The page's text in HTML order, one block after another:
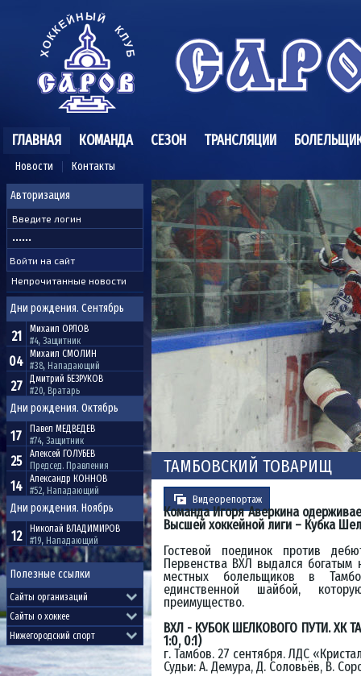
ГЛАВНАЯ
Новости Контакты
КОМАНДА СЕЗОН ТРАНСЛЯЦИИ
Авторизация
Непрочитанные новости
Дни рождения. Сентябрь
21 Михаил ОРЛОВ
#4, Защитник
04 Михаил СМОЛИН
#38, Нападающий
27 Дмитрий БЕЗРУКОВ
#20, Вратарь
Дни рождения. Октябрь
17 Павел МЕДВЕДЕВ
#74, Защитник
25 Алексей ГОЛУБЕВ
Председ. Правления
14 Александр КОННОВ
#52, Нападающий
Дни рождения. Ноябрь
12 Николай ВЛАДИМИРОВ
#19, Нападающий
Полезные ссылки
ТАМБОВСКИЙ ТОВАРИЩ
Видеорепортаж
Команда Игоря Аверкина
Высшей хоккейной лиги – Кубка
Гостевой поединок против
Первенства ВХЛ выдался
местных болельщиков в
единственной шайбой,
преимущество.
ВХЛ - КУБОК ШЕЛКОВОГО ПУТИ. ХК
1:0, 0:1)
г. Тамбов. 27 сентября. ЛДС
Судьи: А. Демура, Д. Соловьёв, В.